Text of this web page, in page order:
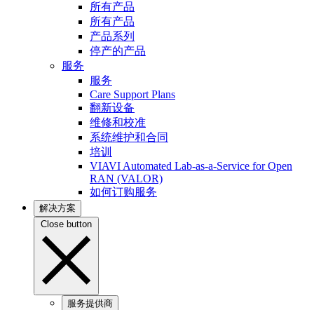
所有产品
所有产品
产品系列
停产的产品
服务
服务
Care Support Plans
翻新设备
维修和校准
系统维护和合同
培训
VIAVI Automated Lab-as-a-Service for Open
RAN (VALOR)
如何订购服务
解决方案
Close button
服务提供商